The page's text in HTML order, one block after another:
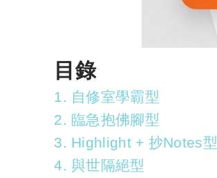
目錄
1. 自修室學霸型
2. 臨急抱佛腳型
3. Highlight + 抄Notes型
4. 與世隔絕型